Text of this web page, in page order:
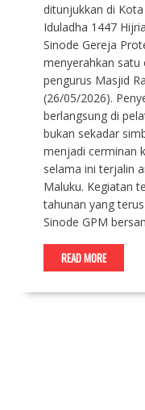
ditunjukkan di
Iduladha 1447
Sinode Gereja
menyerahkan satu
pengurus Masjid
(26/05/2026).
berlangsung di
bukan sekadar
menjadi cerminan
selama ini terjalin
Maluku. Kegiatan
tahunan yang
Sinode GPM
READ MORE